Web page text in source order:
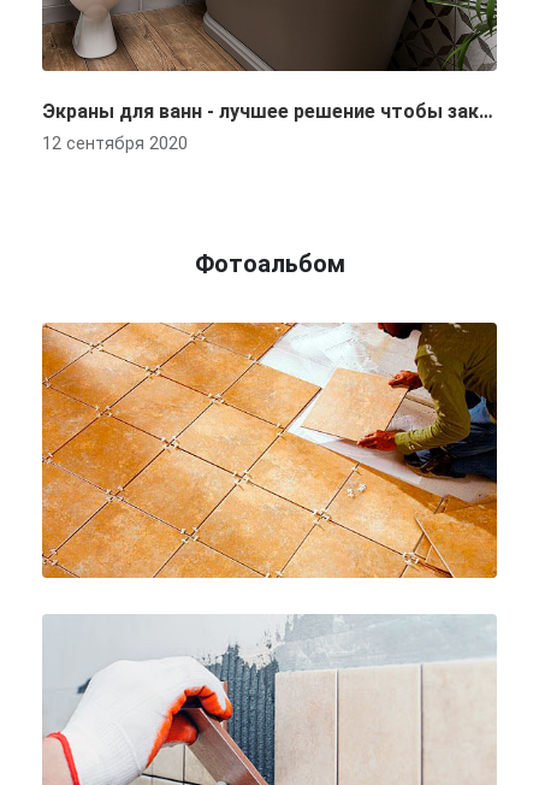
Экраны для ванн - лучшее решение чтобы закрыть фасад ванной
12 сентября 2020
Фотоальбом